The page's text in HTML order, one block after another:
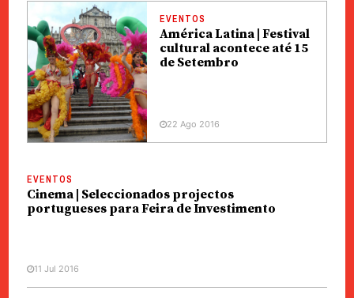
EVENTOS
América Latina | Festival
cultural acontece até 15
de Setembro
22 Ago 2016
EVENTOS
Cinema | Seleccionados projectos
portugueses para Feira de Investimento
11 Jul 2016